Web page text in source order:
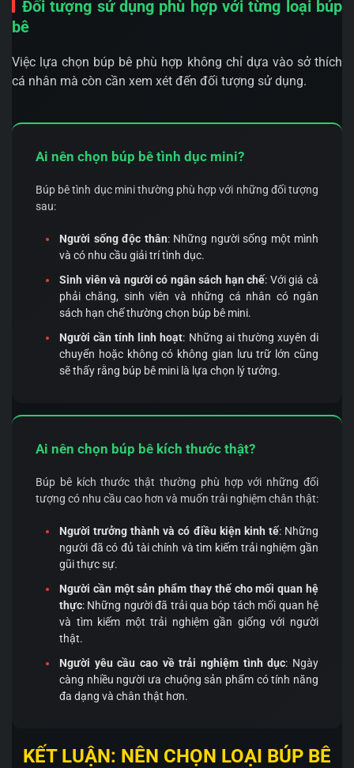
Đối tượng sử dụng phù hợp với từng loại búp
bê
Việc lựa chọn búp bê phù hợp không chỉ dựa vào sở thích
cá nhân mà còn cần xem xét đến đối tượng sử dụng.
Ai nên chọn búp bê tình dục mini?
Búp bê tình dục mini thường phù hợp với những đối tượng
sau:
Người sống độc thân: Những người sống một mình
và có nhu cầu giải trí tình dục.
Sinh viên và người có ngân sách hạn chế: Với giá cả
phải chăng, sinh viên và những cá nhân có ngân
sách hạn chế thường chọn búp bê mini.
Người cần tính linh hoạt: Những ai thường xuyên di
chuyển hoặc không có không gian lưu trữ lớn cũng
sẽ thấy rằng búp bê mini là lựa chọn lý tưởng.
Ai nên chọn búp bê kích thước thật?
Búp bê kích thước thật thường phù hợp với những đối
tượng có nhu cầu cao hơn và muốn trải nghiệm chân thật:
Người trưởng thành và có điều kiện kinh tế: Những
người đã có đủ tài chính và tìm kiếm trải nghiệm gần
gũi thực sự.
Người cần một sản phẩm thay thế cho mối quan hệ
thực: Những người đã trải qua bóp tách mối quan hệ
và tìm kiếm một trải nghiệm gần giống với người
thật.
Người yêu cầu cao về trải nghiệm tình dục: Ngày
càng nhiều người ưa chuộng sản phẩm có tính năng
đa dạng và chân thật hơn.
KẾT LUẬN: NÊN CHỌN LOẠI BÚP BÊ